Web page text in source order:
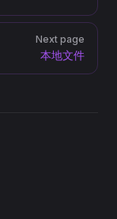
Next page
本地文件